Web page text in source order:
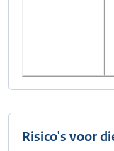
Risico's voor